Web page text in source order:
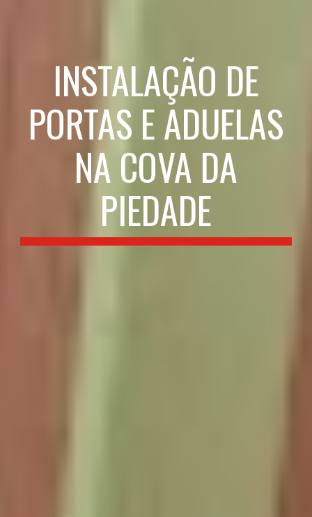
INSTALAÇÃO DE
PORTAS E ADUELAS
NA COVA DA
PIEDADE